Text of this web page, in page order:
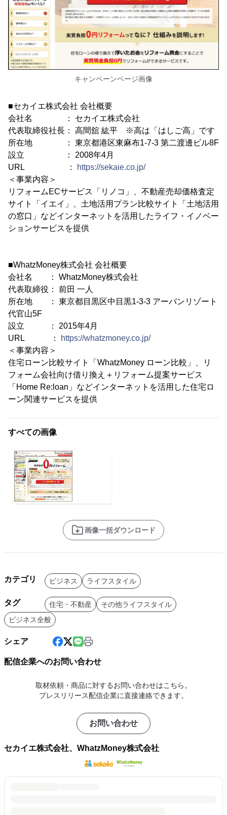
キャンペーンページ画像
■セカイエ株式会社 会社概要
会社名 ： セカイエ株式会社
代表取締役社長： 高間舘 紘平 ※高は「はしご高」です
所在地 ： 東京都港区東麻布1-7-3 第二渡邊ビル8F
設立 ： 2008年4月
URL ：
https://sekaie.co.jp/
＜事業内容＞
リフォームECサービス「リノコ」、不動産売却価格査定
サイト「イエイ」、土地活用プラン比較サイト「土地活用
の窓口」などインターネットを活用したライフ・イノベー
ションサービスを提供
■WhatzMoney株式会社 会社概要
会社名 ： WhatzMoney株式会社
代表取締役： 前田 一人
所在地 ： 東京都目黒区中目黒1-3-3 アーバンリゾート
代官山5F
設立 ： 2015年4月
URL ：
https://whatzmoney.co.jp/
＜事業内容＞
住宅ローン比較サイト「WhatzMoney ローン比較」、リ
フォーム会社向け借り換え＋リフォーム提案サービス
「Home Re:loan」などインターネットを活用した住宅ロ
ーン関連サービスを提供
すべての画像
画像一括ダウンロード
カテゴリ ビジネス ライフスタイル
タグ 住宅・不動産
その他ライフスタイル
ビジネス全般
シェア
配信企業へのお問い合わせ
取材依頼・商品に対するお問い合わせはこちら。
プレスリリース配信企業に直接連絡できます。
お問い合わせ
セカイエ株式会社、WhatzMoney株式会社